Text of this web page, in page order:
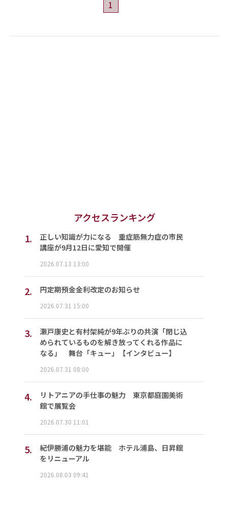
1
アクセスランキング
1.
正しい知識が力になる 重症筋無力症の市民
講座が9月12日に愛知で開催
2026.07.13 13:00
2. 円定期預金金利改定のお知らせ
2026.07.31 15:00
3.
瀬戸康史と有村架純が9年ぶりの共演「閉じ込
められているものを解き放ってくれる作品に
なる」 舞台「キュー」【インタビュー】
2026.07.31 08:00
4.
リトアニアの手仕事の魅力 東京都庭園美術
館で展覧会
2026.07.30 11:01
5.
紀伊勝浦の魅力を堪能 ホテル浦島、日昇館
をリニューアル
2026.08.03 09:41